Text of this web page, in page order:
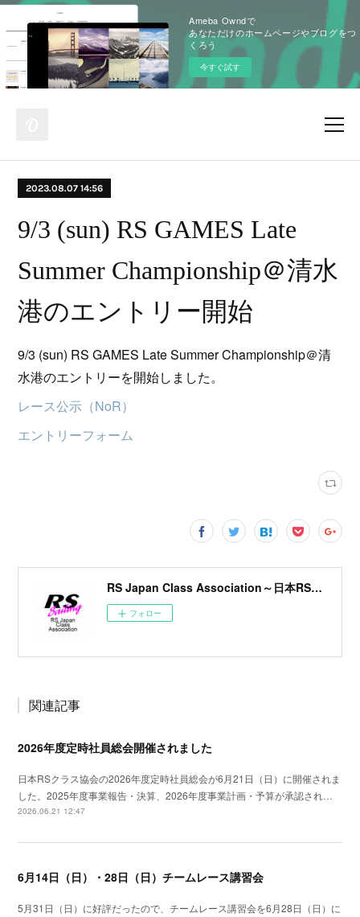
Ameba Owndで
あなただけのホームページやブログをつ
くろう
今すぐ試す
2023.08.07 14:56
9/3 (sun) RS GAMES Late
Summer Championship＠清水
港のエントリー開始
9/3 (sun) RS GAMES Late Summer Championship＠清
水港のエントリーを開始しました。
レース公示（NoR）
エントリーフォーム
RS Japan Class Association～日本RSクラス協会～
フォロー
関連記事
2026年度定時社員総会開催されました
日本RSクラス協会の2026年度定時社員総会が6月21日（日）に開催されま
した。2025年度事業報告・決算、2026年度事業計画・予算が承認され…
2026.06.21 12:47
6月14日（日）・28日（日）チームレース講習会
5月31日（日）に好評だったので、チームレース講習会を6月28日（日）に